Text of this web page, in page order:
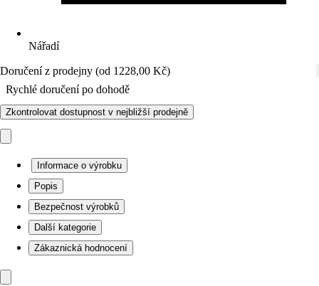
Nářadí
Doručení z prodejny (od 1228,00 Kč)
Rychlé doručení po dohodě
Zkontrolovat dostupnost v nejbližší prodejně
Informace o výrobku
Popis
Bezpečnost výrobků
Další kategorie
Zákaznická hodnocení